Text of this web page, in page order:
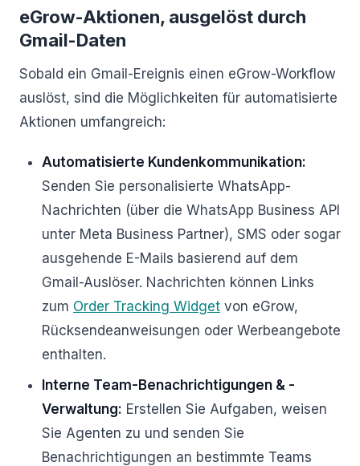
eGrow-Aktionen, ausgelöst durch
Gmail-Daten
Sobald ein Gmail-Ereignis einen eGrow-Workflow
auslöst, sind die Möglichkeiten für automatisierte
Aktionen umfangreich:
Automatisierte Kundenkommunikation:
Senden Sie personalisierte WhatsApp-
Nachrichten (über die WhatsApp Business API
unter Meta Business Partner), SMS oder sogar
ausgehende E-Mails basierend auf dem
Gmail-Auslöser. Nachrichten können Links
zum Order Tracking Widget von eGrow,
Rücksendeanweisungen oder Werbeangebote
enthalten.
Interne Team-Benachrichtigungen & -
Verwaltung: Erstellen Sie Aufgaben, weisen
Sie Agenten zu und senden Sie
Benachrichtigungen an bestimmte Teams